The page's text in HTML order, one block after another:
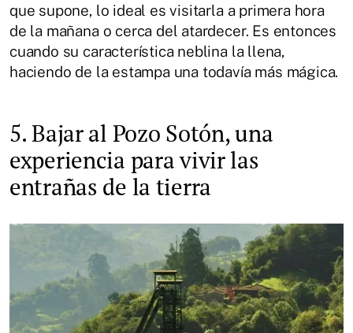
que supone, lo ideal es visitarla a primera hora
de la mañana o cerca del atardecer. Es entonces
cuando su característica neblina la llena,
haciendo de la estampa una todavía más mágica.
5. Bajar al Pozo Sotón, una
experiencia para vivir las
entrañas de la tierra